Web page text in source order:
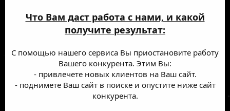
Что Вам даст работа с нами, и какой
получите результат:
С помощью нашего сервиса Вы приостановите работу
Вашего конкурента. Этим Вы:
- привлечете новых клиентов на Ваш сайт.
- поднимете Ваш сайт в поиске и опустите ниже сайт
конкурента.